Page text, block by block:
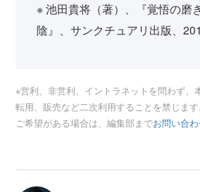
※ 池田貴将（著）、『覚悟の磨
陰』、サンクチュアリ出版、
※営利、非営利、イントラネットを問わず、
転用、販売など二次利用することを禁じま
ご希望がある場合は、編集部までお問い合